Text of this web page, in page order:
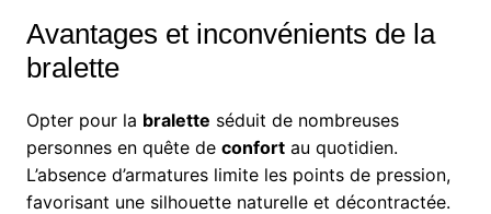
Avantages et inconvénients de la
bralette
Opter pour la bralette séduit de nombreuses
personnes en quête de confortau quotidien.
L’absence d’armatures limite les points de pression,
favorisant une silhouette naturelle et décontractée.